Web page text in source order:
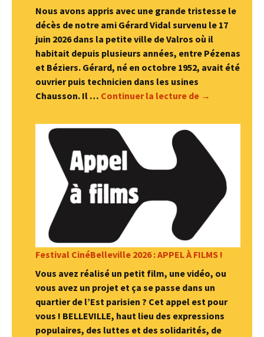
Nous avons appris avec une grande tristesse le
décès de notre ami Gérard Vidal survenu le 17
juin 2026 dans la petite ville de Valros où il
habitait depuis plusieurs années, entre Pézenas
et Béziers. Gérard, né en octobre 1952, avait été
ouvrier puis technicien dans les usines
Chausson. Il … Continuer la lecture de Hommage à
→
Festival CinéBelleville 2026 : APPEL À FILMS !
Vous avez réalisé un petit film, une vidéo, ou
vous avez un projet et ça se passe dans un
quartier de l’Est parisien ? Cet appel est pour
vous ! BELLEVILLE, haut lieu des expressions
populaires, des luttes et des solidarités, de